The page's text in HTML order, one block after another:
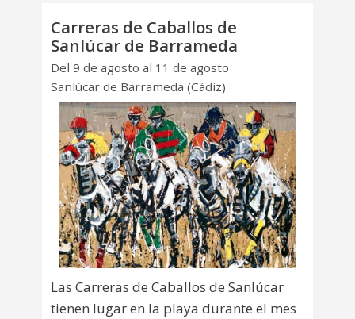
Carreras de Caballos de
Sanlúcar de Barrameda
Del 9 de agosto al 11 de agosto
Sanlúcar de Barrameda (Cádiz)
Las Carreras de Caballos de Sanlúcar
tienen lugar en la playa durante el mes